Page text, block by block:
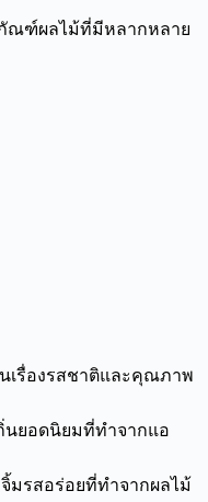
ภัณฑ์ผลไม้ที่มีหลากหลาย
เรื่องรสชาติและคุณภาพ
นยอดนิยมที่ทำจากแอ
มรสอร่อยที่ทำจากผลไม้